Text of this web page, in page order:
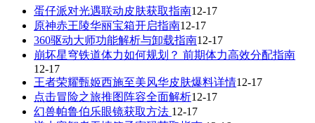
蛋仔派对光遇联动皮肤获取指南12-17
原神赤王陵华丽宝箱开启指南12-17
360驱动大师功能解析与卸载指南12-17
崩坏星穹铁道体力如何规划？ 前期体力高效分配指南
12-17
王者荣耀甄姬西施至美风华皮肤爆料详情12-17
点击冒险之旅推图阵容全面解析12-17
幻兽帕鲁伯乐眼镜获取方法 12-17